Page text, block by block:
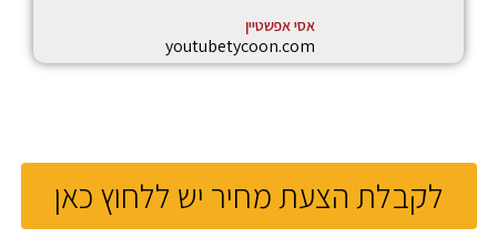
אסי אפשטיין
youtubetycoon.com
לקבלת הצעת מחיר יש ללחוץ כאן